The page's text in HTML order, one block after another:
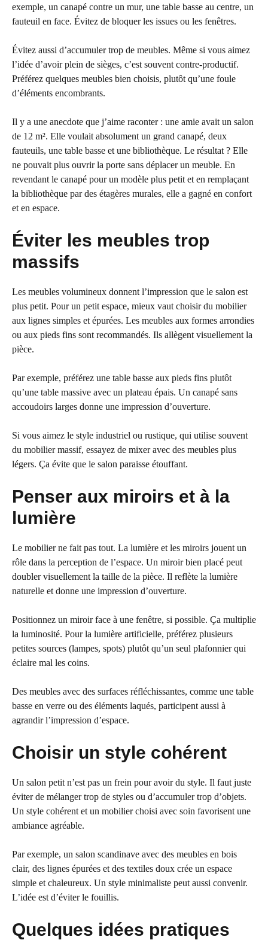
exemple, un canapé contre un mur, une table basse au centre, un
fauteuil en face. Évitez de bloquer les issues ou les fenêtres.
Évitez aussi d’accumuler trop de meubles. Même si vous aimez
l’idée d’avoir plein de sièges, c’est souvent contre-productif.
Préférez quelques meubles bien choisis, plutôt qu’une foule
d’éléments encombrants.
Il y a une anecdote que j’aime raconter : une amie avait un salon
de 12 m². Elle voulait absolument un grand canapé, deux
fauteuils, une table basse et une bibliothèque. Le résultat ? Elle
ne pouvait plus ouvrir la porte sans déplacer un meuble. En
revendant le canapé pour un modèle plus petit et en remplaçant
la bibliothèque par des étagères murales, elle a gagné en confort
et en espace.
Éviter les meubles trop
massifs
Les meubles volumineux donnent l’impression que le salon est
plus petit. Pour un petit espace, mieux vaut choisir du mobilier
aux lignes simples et épurées. Les meubles aux formes arrondies
ou aux pieds fins sont recommandés. Ils allègent visuellement la
pièce.
Par exemple, préférez une table basse aux pieds fins plutôt
qu’une table massive avec un plateau épais. Un canapé sans
accoudoirs larges donne une impression d’ouverture.
Si vous aimez le style industriel ou rustique, qui utilise souvent
du mobilier massif, essayez de mixer avec des meubles plus
légers. Ça évite que le salon paraisse étouffant.
Penser aux miroirs et à la
lumière
Le mobilier ne fait pas tout. La lumière et les miroirs jouent un
rôle dans la perception de l’espace. Un miroir bien placé peut
doubler visuellement la taille de la pièce. Il reflète la lumière
naturelle et donne une impression d’ouverture.
Positionnez un miroir face à une fenêtre, si possible. Ça multiplie
la luminosité. Pour la lumière artificielle, préférez plusieurs
petites sources (lampes, spots) plutôt qu’un seul plafonnier qui
éclaire mal les coins.
Des meubles avec des surfaces réfléchissantes, comme une table
basse en verre ou des éléments laqués, participent aussi à
agrandir l’impression d’espace.
Choisir un style cohérent
Un salon petit n’est pas un frein pour avoir du style. Il faut juste
éviter de mélanger trop de styles ou d’accumuler trop d’objets.
Un style cohérent et un mobilier choisi avec soin favorisent une
ambiance agréable.
Par exemple, un salon scandinave avec des meubles en bois
clair, des lignes épurées et des textiles doux crée un espace
simple et chaleureux. Un style minimaliste peut aussi convenir.
L’idée est d’éviter le fouillis.
Quelques idées pratiques